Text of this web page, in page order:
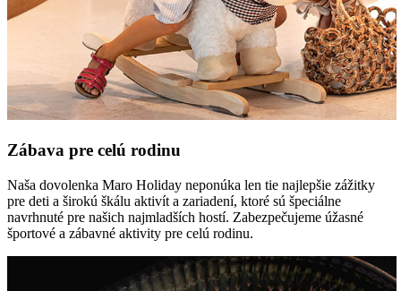
Zábava pre celú rodinu
Naša dovolenka Maro Holiday neponúka len tie najlepšie zážitky
pre deti a širokú škálu aktivít a zariadení, ktoré sú špeciálne
navrhnuté pre našich najmladších hostí. Zabezpečujeme úžasné
športové a zábavné aktivity pre celú rodinu.